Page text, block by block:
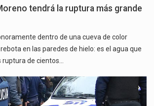
tendrá la ruptura más grande
dentro de una cueva de color
en las paredes de hielo: es el agua que
de cientos…